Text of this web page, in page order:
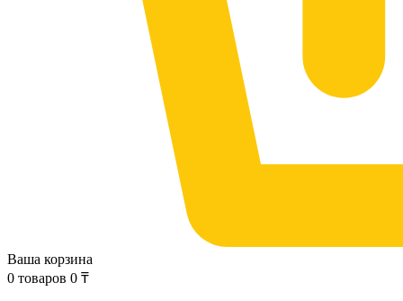
Ваша корзина
0 товаров 0 ₸